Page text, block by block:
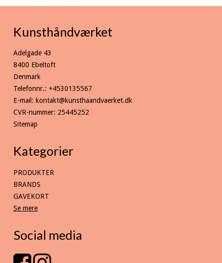
Kunsthåndværket
Adelgade 43
8400 Ebeltoft
Denmark
Telefonnr.: +4530135567
E-mail : kontakt@kunsthaandvaerket.dk
CVR-nummer: 25445252
Sitemap
Kategorier
PRODUKTER
BRANDS
GAVEKORT
Se mere
Social media